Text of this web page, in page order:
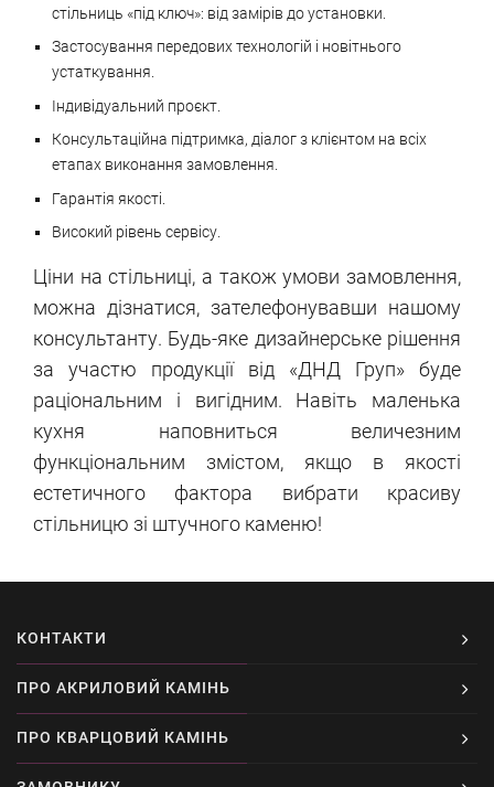
стільниць «під ключ»: від замірів до установки.
Застосування передових технологій і новітнього
устаткування.
Індивідуальний проєкт.
Консультаційна підтримка, діалог з клієнтом на всіх
етапах виконання замовлення.
Гарантія якості.
Високий рівень сервісу.
Ціни на стільниці, а також умови замовлення,
можна дізнатися, зателефонувавши нашому
консультанту. Будь-яке дизайнерське рішення
за участю продукції від «ДНД Груп» буде
раціональним і вигідним. Навіть маленька
кухня наповниться величезним
функціональним змістом, якщо в якості
естетичного фактора вибрати красиву
стільницю зі штучного каменю!
КОНТАКТИ
ПРО АКРИЛОВИЙ КАМІНЬ
ПРО КВАРЦОВИЙ КАМІНЬ